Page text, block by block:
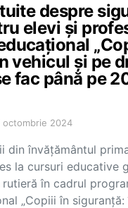
despre
elevi și
vehicul și pe
fac până pe
octombrie 2024
din învățământul
la cursuri educative
în cadrul
„Copiii în